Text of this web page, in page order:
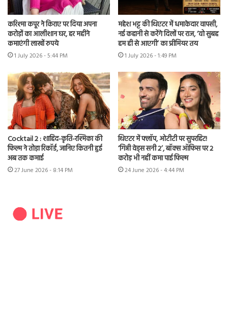
करिश्मा कपूर ने किराए पर दिया अपना
करोड़ों का आलीशान घर, हर महीने
कमाएंगी लाखों रुपये
1 July 2026 - 5:44 PM
महेश भट्ट की थिएटर में धमाकेदार वापसी,
नई कहानी से करेंगे दिलों पर राज, ‘वो सुबह
हम ही से आएगी’ का प्रीमियर तय
1 July 2026 - 1:49 PM
Cocktail 2 : शाहिद-कृति-रश्मिका की
फिल्म ने तोड़ा रिकॉर्ड, जानिए कितनी हुई
अब तक कमाई
27 June 2026 - 8:14 PM
थिएटर में फ्लॉप, ओटीटी पर सुपरहिट!
‘गिन्नी वेड्स सनी 2’, बॉक्स ऑफिस पर 2
करोड़ भी नहीं कमा पाई फिल्म
24 June 2026 - 4:44 PM